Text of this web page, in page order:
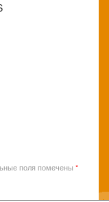
поля помечены *